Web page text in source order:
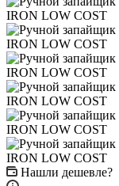
Нашли дешевле?